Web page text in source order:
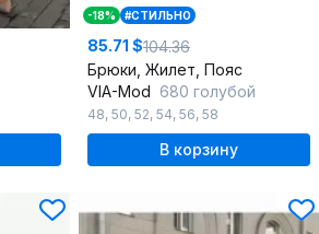
-18% #СТИЛЬНО
85.71 $104.36
Брюки, Жилет, Пояс
VIA-Mod 680 голубой
48, 50, 52, 54, 56, 58
В корзину